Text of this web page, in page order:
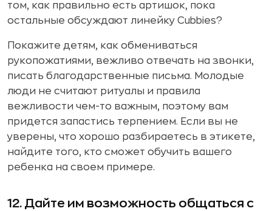
том, как правильно есть артишок, пока
остальные обсуждают линейку Cubbies?
Покажите детям, как обмениваться
рукопожатиями, вежливо отвечать на звонки,
писать благодарственные письма. Молодые
люди не считают ритуалы и правила
вежливости чем-то важным, поэтому вам
придется запастись терпением. Если вы не
уверены, что хорошо разбираетесь в этикете,
найдите того, кто сможет обучить вашего
ребенка на своем примере.
12. Дайте им возможность общаться с